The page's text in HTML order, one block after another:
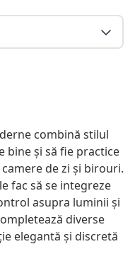
combină stilul
bine și să fie practice
de zi și birouri.
fac să se integreze
asupra luminii și
diverse
elegantă și discretă